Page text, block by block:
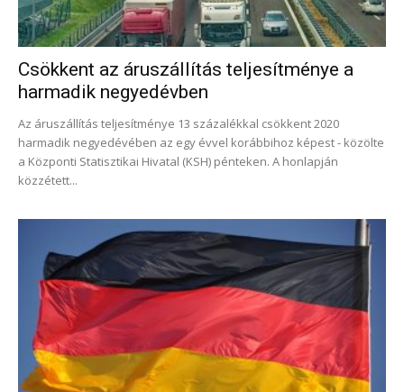
Csökkent az áruszállítás teljesítménye a
harmadik negyedévben
Az áruszállítás teljesítménye 13 százalékkal csökkent 2020
harmadik negyedévében az egy évvel korábbihoz képest - közölte
a Központi Statisztikai Hivatal (KSH) pénteken. A honlapján
közzétett...